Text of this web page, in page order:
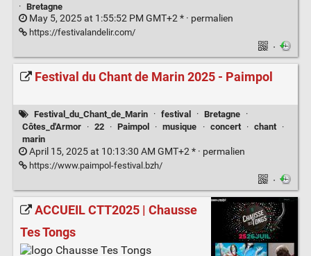
· Bretagne
May 5, 2025 at 1:55:52 PM GMT+2 * · permalien
https://festivalandelir.com/
·
Festival du Chant de Marin 2025 - Paimpol
Festival_du_Chant_de_Marin · festival · Bretagne ·
Côtes_d'Armor
· 22 · Paimpol · musique · concert · chant
·
marin
April 15, 2025 at 10:13:30 AM GMT+2 * · permalien
https://www.paimpol-festival.bzh/
·
ACCUEIL CTT2025 | Chausse
Tes Tongs